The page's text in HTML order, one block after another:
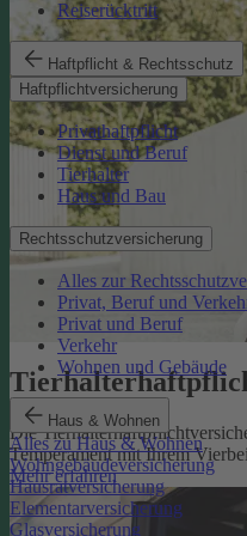
Reiserücktritt
Haftpflicht & Rechtsschutz
Haftpflichtversicherung
Privathaftpflicht
Dienst und Beruf
Tierhalter
Haus und Bau
Rechtsschutzversicherung
Alles zur
Privat, Beruf und
Privat und Beruf
Verkehr
Wohnen und Gebäude
Haus & Wohnen
Alles zu Haus & Wohnen
Wohngebäudeversicherung
Hausratversicherung
Elementarversicherung
Glasversicherung
Die
Temperament mit Ihrem
Mehr erfahren